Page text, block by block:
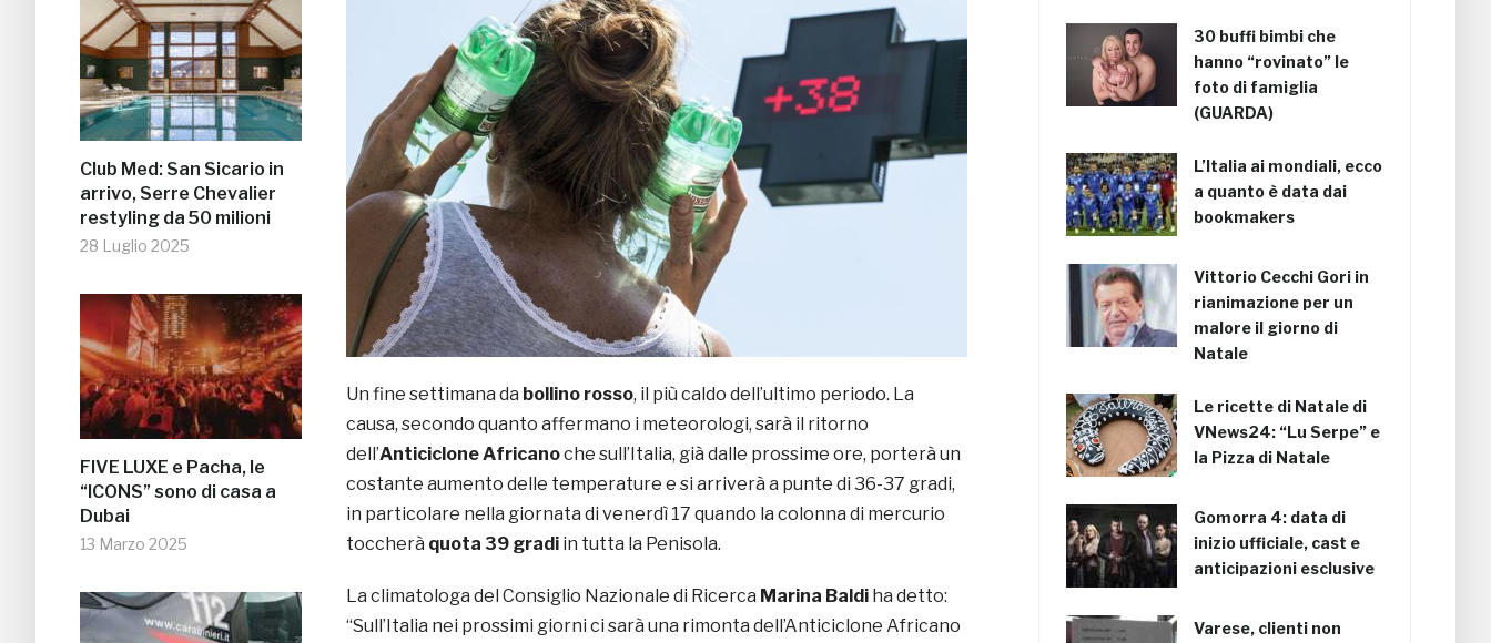
Club Med: San Sicario in
arrivo, Serre Chevalier
restyling da 50 milioni
28 Luglio 2025
FIVE LUXE e Pacha, le
“ICONS” sono di casa a
Dubai
13 Marzo 2025
Un fine settimana da bollino rosso, il più caldo dell’ultimo periodo. La
causa, secondo quanto affermano i meteorologi, sarà il ritorno
dell’Anticiclone Africanoche sull’Italia, già dalle prossime ore, porterà un
costante aumento delle temperature e si arriverà a punte di 36-37 gradi,
in particolare nella giornata di venerdì 17 quando la colonna di mercurio
toccherà quota 39 gradi in tutta la Penisola.
La climatologa del Consiglio Nazionale di Ricerca Marina Baldi ha detto:
“Sull’Italia nei prossimi giorni ci sarà una rimonta dell’Anticiclone Africano
30 buffi bimbi che
hanno “rovinato” le
foto di famiglia
(GUARDA)
L’Italia ai mondiali, ecco
a quanto è data dai
bookmakers
Vittorio Cecchi Gori in
rianimazione per un
malore il giorno di
Natale
Le ricette di Natale di
VNews24: “Lu Serpe” e
la Pizza di Natale
Gomorra 4: data di
inizio ufficiale, cast e
anticipazioni esclusive
Varese, clienti non